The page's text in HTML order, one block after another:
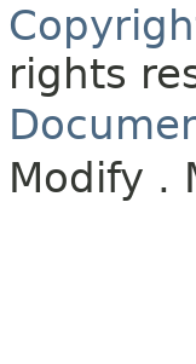
rights
Modify .